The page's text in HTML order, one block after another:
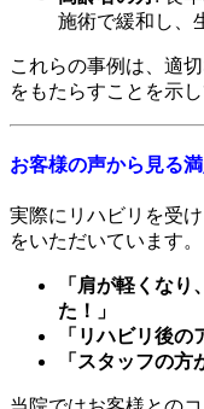
施術で緩和し、
これらの事例は、適
をもたらすことを示し
お客様の声から見る
実際にリハビリを受
をいただいています。
「肩が軽くな
た！」
「リハビリ後の
「スタッフの方